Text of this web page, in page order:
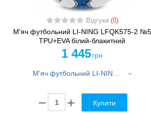
Відгуки (0)
М'яч футбольний LI-NING LFQK575-2 №5
TPU+EVA білий-блакитний
1 445 грн
М'яч футбольний LI-NING LFQK575-2 №5 TPU+EVA білий-блакитний
Купити